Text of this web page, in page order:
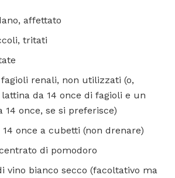
affettato
tritati
renali, non utilizzati (o,
da 14 once di fagioli e un
14 once, se si preferisce)
once a cubetti (non drenare)
di pomodoro
vino bianco secco (facoltativo ma